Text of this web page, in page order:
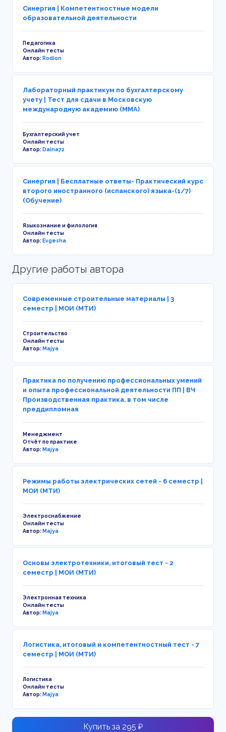
Синергия | Компетентностные модели
образовательной деятельности
Педагогика
Онлайн тесты
Автор:Rodion
Лабораторный практикум по бухгалтерскому
учету | Тест для сдачи в Московскую
международную академию (ММА)
Бухгалтерский учет
Онлайн тесты
Автор:Daina72
Синергия | Бесплатные ответы- Практический курс
второго иностранного (испанского) языка-(1/7)
(Обучение)
Языкознание и филология
Онлайн тесты
Автор:Evgesha
Другие работы автора
Современные строительные материалы | 3
семестр | МОИ (МТИ)
Строительство
Онлайн тесты
Автор:Majya
Практика по получению профессиональных умений
и опыта профессиональной деятельности ПП | ВЧ
Производственная практика, в том числе
преддипломная
Менеджмент
Отчёт по практике
Автор:Majya
Режимы работы электрических сетей - 6 семестр |
МОИ (МТИ)
Электроснабжение
Онлайн тесты
Автор:Majya
Основы электротехники, итоговый тест - 2
семестр | МОИ (МТИ)
Электронная техника
Онлайн тесты
Автор:Majya
Логистика, итоговый и компетентностный тест - 7
семестр | МОИ (МТИ)
Логистика
Онлайн тесты
Автор:Majya
Купить за 295 ₽